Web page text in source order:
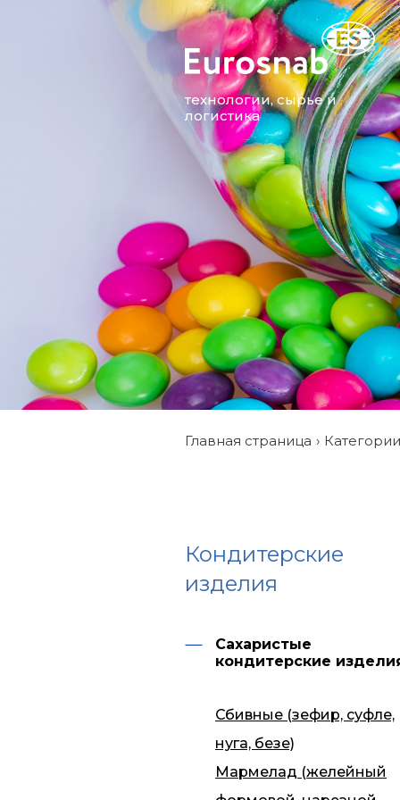
технологии, сырье и
логистика
Главная страница Категории
Кондитерские
изделия
Сахаристые
кондитерские
Сбивные (зефир, суфле,
нуга, безе)
Мармелад (желейный